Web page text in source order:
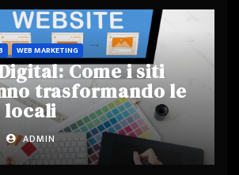
WEB MARKETING
Come i siti
trasformando le
locali
ADMIN